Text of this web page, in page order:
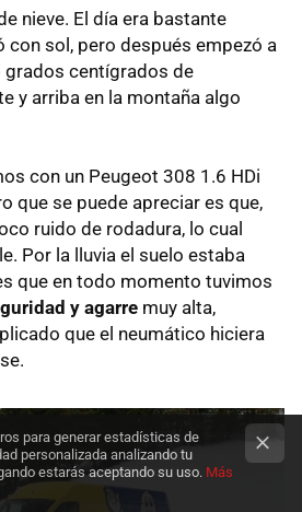
nieve. El día era bastante
con sol, pero después empezó a
grados centígrados de
y arriba en la montaña algo
con un Peugeot 308 1.6 HDi
que se puede apreciar es que,
ruido de rodadura, lo cual
Por la lluvia el suelo estaba
que en todo momento tuvimos
y agarre muy alta,
que el neumático hiciera
para generar estadísticas de
personalizada analizando tu
estarás aceptando su uso. Más